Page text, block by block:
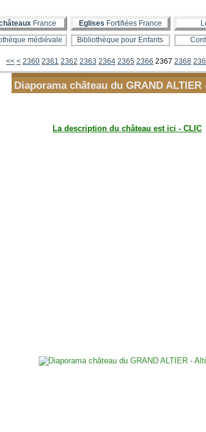
France Eglises Fortifiées France
médiévale Bibliothèque pour Enfants
<< < 2300
2310
2320
2330
2340
2350
2360 2361 2362 2363 2364 2365 2366 2367 2368
Diaporama château du GRAND
La description du château est ici - CLIC